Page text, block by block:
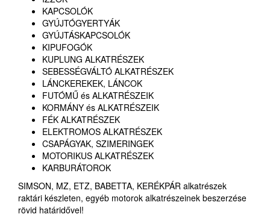
KAPCSOLÓK
GYÚJTÓGYERTYÁK
GYÚJTÁSKAPCSOLÓK
KIPUFOGÓK
KUPLUNG ALKATRÉSZEK
SEBESSÉGVÁLTÓ ALKATRÉSZEK
LÁNCKEREKEK, LÁNCOK
FUTÓMŰ és ALKATRÉSZEIK
KORMÁNY és ALKATRÉSZEIK
FÉK ALKATRÉSZEK
ELEKTROMOS ALKATRÉSZEK
CSAPÁGYAK, SZIMERINGEK
MOTORIKUS ALKATRÉSZEK
KARBURÁTOROK
SIMSON, MZ, ETZ, BABETTA, KERÉKPÁR alkatrészek
raktári készleten, egyéb motorok alkatrészeinek beszerzése
rövid határidővel!